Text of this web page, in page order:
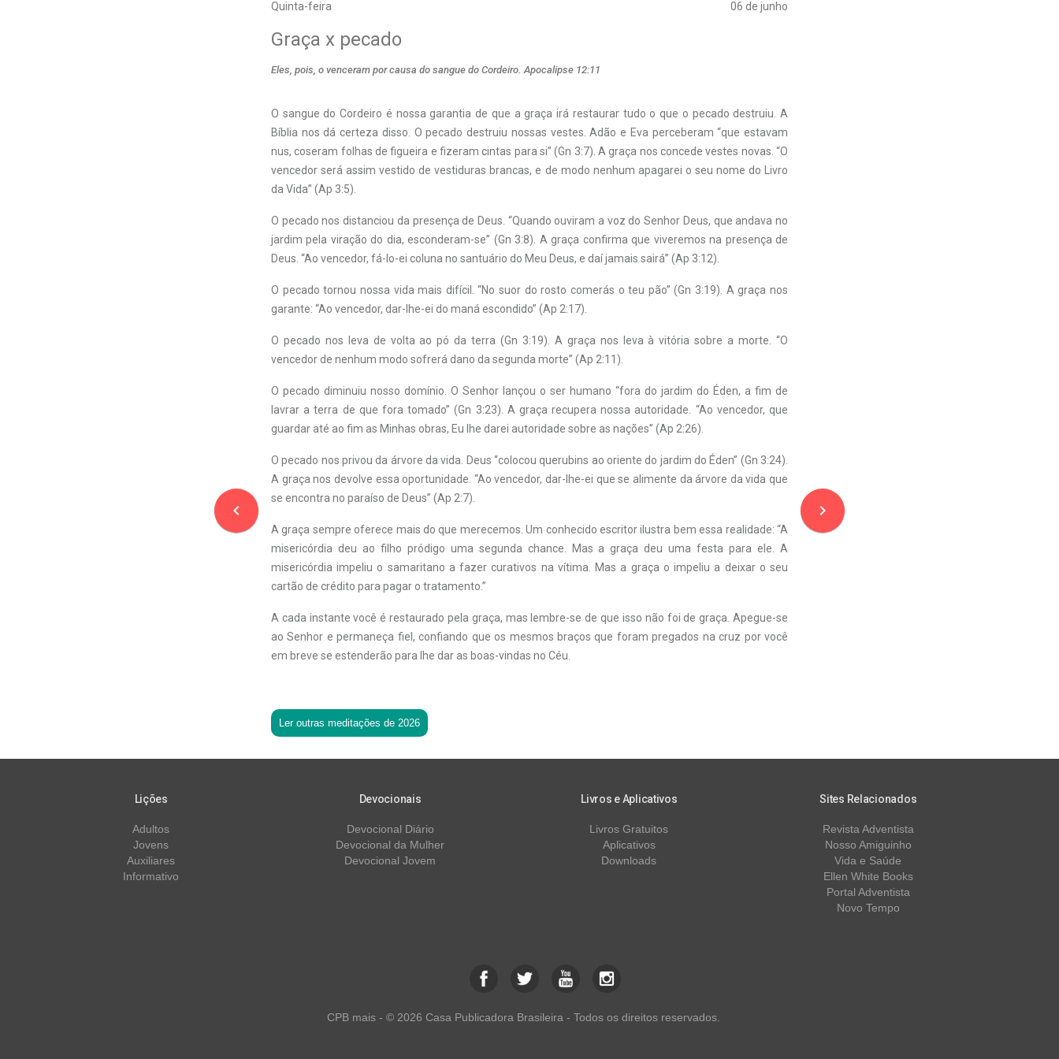
Quinta-feira 06 de junho
navigate_before
Graça x pecado
Eles, pois, o venceram por causa do sangue do Cordeiro. Apocalipse 12:11
O sangue do Cordeiro é nossa garantia de que a graça irá restaurar tudo o que o pecado destruiu. A
Bíblia nos dá certeza disso. O pecado destruiu nossas vestes. Adão e Eva perceberam “que estavam
nus, coseram folhas de figueira e fizeram cintas para si” (Gn 3:7). A graça nos concede vestes novas. “O
vencedor será assim vestido de vestiduras brancas, e de modo nenhum apagarei o seu nome do Livro
da Vida” (Ap 3:5).
O pecado nos distanciou da presença de Deus. “Quando ouviram a voz do Senhor Deus, que andava no
jardim pela viração do dia, esconderam-se” (Gn 3:8). A graça confirma que viveremos na presença de
Deus. “Ao vencedor, fá-lo-ei coluna no santuário do Meu Deus, e daí jamais sairá” (Ap 3:12).
O pecado tornou nossa vida mais difícil. “No suor do rosto comerás o teu pão” (Gn 3:19). A graça nos
garante: “Ao vencedor, dar-lhe-ei do maná escondido” (Ap 2:17).
O pecado nos leva de volta ao pó da terra (Gn 3:19). A graça nos leva à vitória sobre a morte. “O
vencedor de nenhum modo sofrerá dano da segunda morte” (Ap 2:11).
O pecado diminuiu nosso domínio. O Senhor lançou o ser humano “fora do jardim do Éden, a fim de
lavrar a terra de que fora tomado” (Gn 3:23). A graça recupera nossa autoridade. “Ao vencedor, que
guardar até ao fim as Minhas obras, Eu lhe darei autoridade sobre as nações” (Ap 2:26).
O pecado nos privou da árvore da vida. Deus “colocou querubins ao oriente do jardim do Éden” (Gn 3:24).
A graça nos devolve essa oportunidade. “Ao vencedor, dar-lhe-ei que se alimente da árvore da vida que
se encontra no ­paraíso de Deus” (Ap 2:7).
A graça sempre oferece mais do que merecemos. Um conhecido escritor ilustra bem essa realidade: “A
misericórdia deu ao filho pródigo uma segunda chance. Mas a graça deu uma festa para ele. A
misericórdia impeliu o samaritano a fazer curativos na vítima. Mas a graça o impeliu a deixar o seu
cartão de crédito para pagar o tratamento.”
A cada instante você é restaurado pela graça, mas lembre-se de que isso não foi de graça. Apegue-se
ao Senhor e permaneça fiel, confiando que os mesmos braços que foram pregados na cruz por você
em breve se estenderão para lhe dar as boas-vindas no Céu.
Ler outras meditações de 2026
navigate_next
Lições
Adultos
Jovens
Auxiliares
Informativo
Devocionais
Devocional Diário
Devocional da Mulher
Devocional Jovem
Livros e Aplicativos
Livros Gratuitos
Aplicativos
Downloads
Sites Relacionados
Revista Adventista
Nosso Amiguinho
Vida e Saúde
Ellen White Books
Portal Adventista
Novo Tempo
CPB mais - © 2026 Casa Publicadora Brasileira - Todos os direitos reservados.